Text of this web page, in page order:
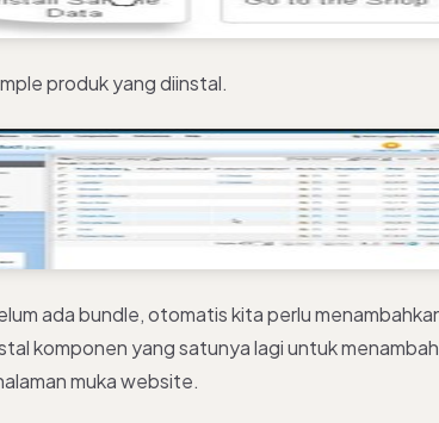
produk yang diinstal.
ada bundle, otomatis kita perlu
komponen yang satunya lagi untuk
muka website.